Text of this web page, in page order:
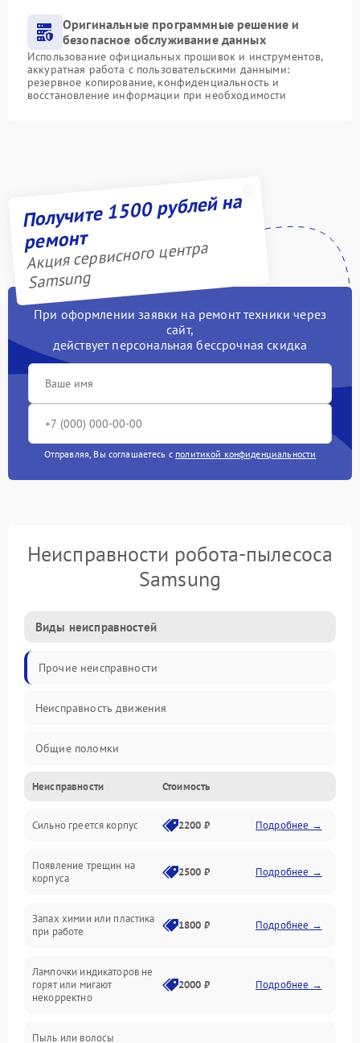
Оригинальные программные решение и
безопасное обслуживание данных
Использование официальных прошивок и инструментов,
аккуратная работа с пользовательскими данными:
резервное копирование, конфиденциальность и
восстановление информации при необходимости
Получите 1500 рублей на
ремонт
Акция сервисного центра
Samsung
При оформлении заявки на ремонт техники через
сайт,
действует персональная бессрочная скидка
Отправляя, Вы соглашаетесь с политикой конфиденциальности
Неисправности робота-пылесоса
Samsung
Виды неисправностей
Прочие неисправности
Неисправность движения
Общие поломки
Неисправность датчиков
Неисправность программного обеспечения
Проблемы с сигналом
Батарея
Неисправности Стоимость
Сильно греется корпус 2200 ₽ Подробнее →
Появление трещин на
корпуса
2500 ₽ Подробнее →
Запах химии или пластика
при работе
1800 ₽ Подробнее →
Лампочки индикаторов не
горят или мигают
некорректно
2000 ₽ Подробнее →
Пыль или волосы